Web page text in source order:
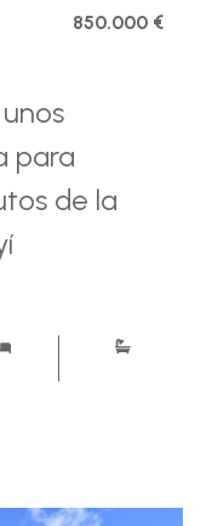
850.000 €
para
de la